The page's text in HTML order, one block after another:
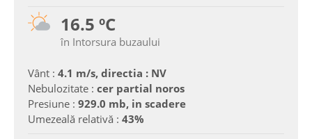
16.5 ºC
în Intorsura buzaului
Vânt : 4.1 m/s, directia : NV
Nebulozitate : cer partial noros
Presiune : 929.0 mb, in scadere
Umezeală relativă : 43%